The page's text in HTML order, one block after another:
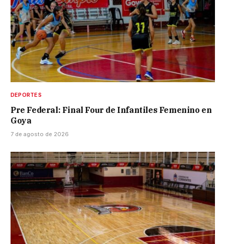
DEPORTES
Pre Federal: Final Four de Infantiles Femenino en
Goya
7 de agosto de 2026